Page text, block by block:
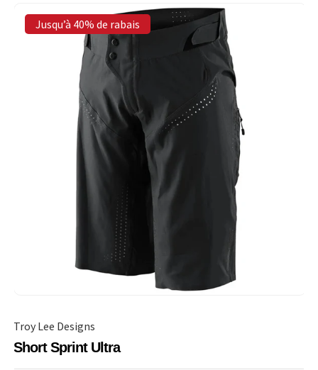
Jusqu’à 40% de rabais
Troy Lee Designs
Short Sprint Ultra